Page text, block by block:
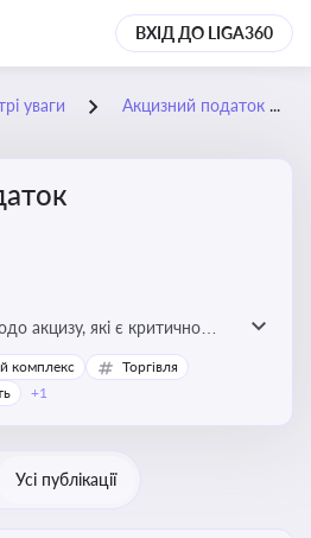
ВХІД ДО LIGA360
уваги Акцизний податок
акцизу, які є критично
які імпортують,
підакцизну продукцію, з
комплекс
Торгівля
+1
Усі публікації